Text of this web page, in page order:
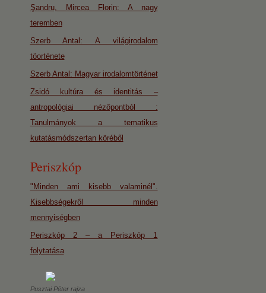
Şandru, Mircea Florin: A nagy
teremben
Szerb Antal: A világirodalom
töorténete
Szerb Antal: Magyar irodalomtörténet
Zsidó kultúra és identitás –
antropológiai nézőpontból :
Tanulmányok a tematikus
kutatásmódszertan köréből
Periszkóp
"Minden ami kisebb valaminél".
Kisebbségekről minden
mennyiségben
Periszkóp 2 – a Periszkóp 1
folytatása
Pusztai Péter rajza